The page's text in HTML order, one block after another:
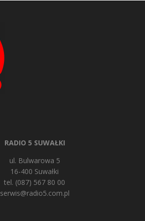
RADIO 5 SUWAŁKI
ul. Bulwarowa 5
16-400 Suwałki
tel. (087) 567 80 00
serwis@radio5.com.pl